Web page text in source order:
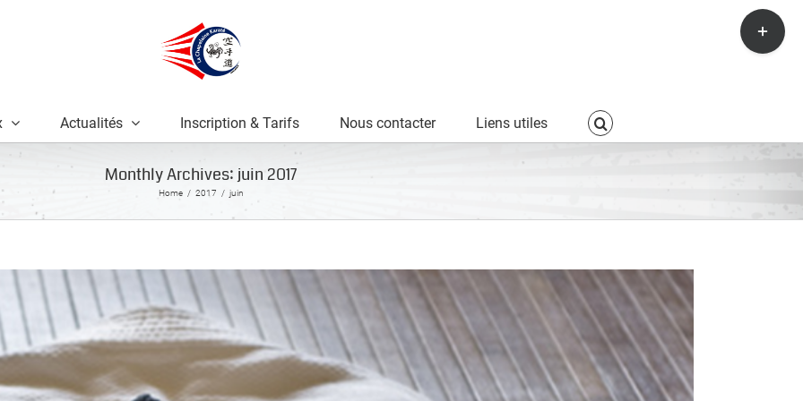
Actualités Inscription & Tarifs Nous contacter Liens utiles
Monthly Archives: juin 2017
Home 2017 juin
Toggle
Sliding